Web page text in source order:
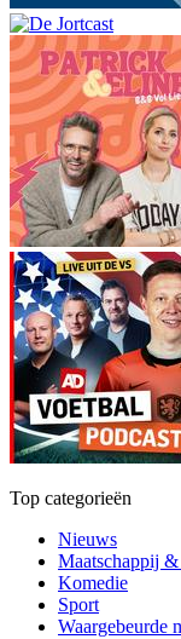
Top categorieën
Nieuws
Maatschappij
Komedie
Sport
Waargebeurde